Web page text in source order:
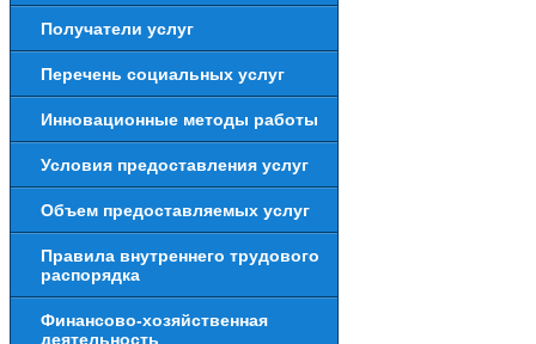
Получатели услуг
Перечень социальных услуг
Инновационные методы работы
Условия предоставления услуг
Объем предоставляемых услуг
Правила внутреннего трудового
распорядка
Финансово-хозяйственная
деятельность